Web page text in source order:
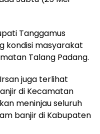
Tanggamus
kondisi masyarakat
Talang Padang.
juga terlihat
di Kecamatan
meninjau seluruh
banjir di Kabupaten